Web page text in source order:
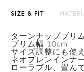
SIZE & FIT
ターンナップブリ
ブリム幅 10cm
サイズ調整にも使
ネオプレンインナ
ローラブル、畳ん